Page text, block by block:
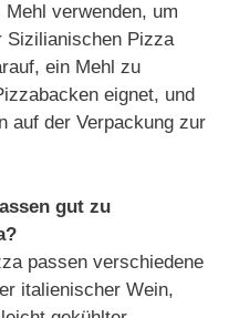
verwenden, um
Sizilianischen Pizza
ein Mehl zu
eignet, und
auf der Verpackung zur
gut zu
passen verschiedene
italienischer Wein,